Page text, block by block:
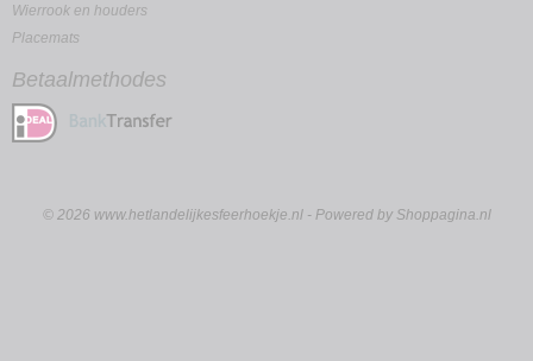
Wierrook en houders
Placemats
Betaalmethodes
© 2026 www.hetlandelijkesfeerhoekje.nl - Powered by Shoppagina.nl